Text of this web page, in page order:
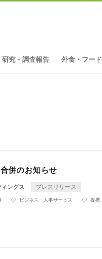
研究・調査報告 外食・フード
併のお知らせ
ングス プレスリリース
ビジネス・人事サービス 提携